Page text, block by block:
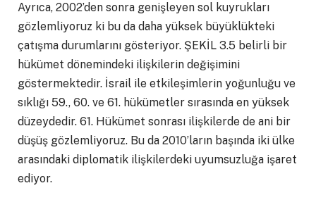
Ayrıca, 2002’den sonra genişleyen sol kuyrukları
gözlemliyoruz ki bu da daha yüksek büyüklükteki
çatışma durumlarını gösteriyor. ŞEKİL 3.5 belirli bir
hükümet dönemindeki ilişkilerin değişimini
göstermektedir. İsrail ile etkileşimlerin yoğunluğu ve
sıklığı 59., 60. ve 61. hükümetler sırasında en yüksek
düzeydedir. 61. Hükümet sonrası ilişkilerde de ani bir
düşüş gözlemliyoruz. Bu da 2010’ların başında iki ülke
arasındaki diplomatik ilişkilerdeki uyumsuzluğa işaret
ediyor.